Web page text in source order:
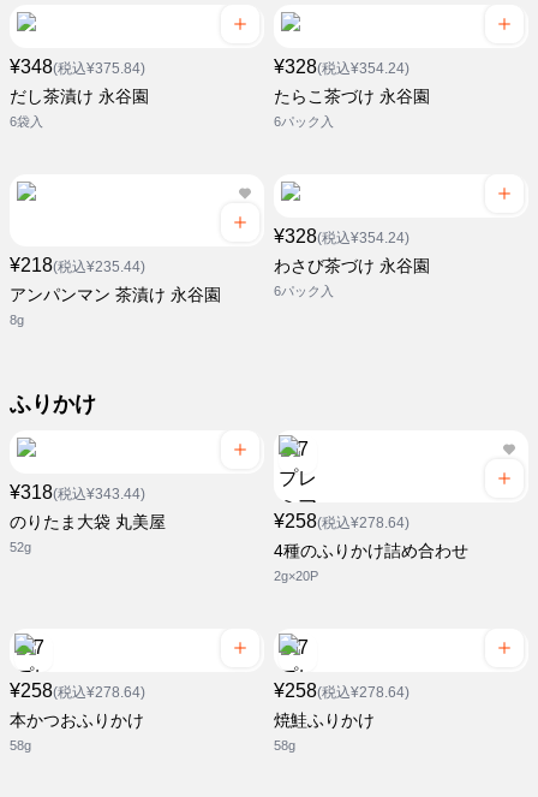
¥348(税込¥375.84)
だし茶漬け 永谷園
6袋入
¥328(税込¥354.24)
たらこ茶づけ 永谷園
6パック入
¥218(税込¥235.44)
アンパンマン 茶漬け 永谷園
8g
¥328(税込¥354.24)
わさび茶づけ 永谷園
6パック入
ふりかけ
¥318(税込¥343.44)
のりたま大袋 丸美屋
52g
¥258(税込¥278.64)
4種のふりかけ詰め合わせ
2g×20P
¥258(税込¥278.64)
本かつおふりかけ
58g
¥258(税込¥278.64)
焼鮭ふりかけ
58g